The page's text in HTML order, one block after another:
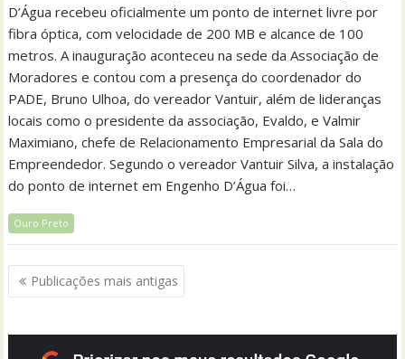
D’Água recebeu oficialmente um ponto de internet livre por
fibra óptica, com velocidade de 200 MB e alcance de 100
metros. A inauguração aconteceu na sede da Associação de
Moradores e contou com a presença do coordenador do
PADE, Bruno Ulhoa, do vereador Vantuir, além de lideranças
locais como o presidente da associação, Evaldo, e Valmir
Maximiano, chefe de Relacionamento Empresarial da Sala do
Empreendedor. Segundo o vereador Vantuir Silva, a instalação
do ponto de internet em Engenho D’Água foi…
Ouro Preto
Navegação
por
Publicações mais antigas